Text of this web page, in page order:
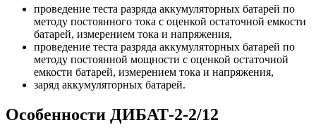
проведение теста разряда аккумуляторных батарей по
методу постоянного тока с оценкой остаточной емкости
батарей, измерением тока и напряжения,
проведение теста разряда аккумуляторных батарей по
методу постоянной мощности с оценкой остаточной
емкости батарей, измерением тока и напряжения,
заряд аккумуляторных батарей.
Особенности ДИБАТ-2-2/12